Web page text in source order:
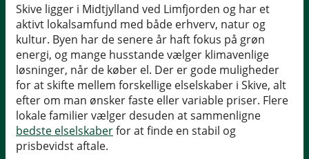
Skive ligger i Midtjylland ved Limfjorden og har et
aktivt lokalsamfund med både erhverv, natur og
kultur. Byen har de senere år haft fokus på grøn
energi, og mange husstande vælger klimavenlige
løsninger, når de køber el. Der er gode muligheder
for at skifte mellem forskellige elselskaber i Skive, alt
efter om man ønsker faste eller variable priser. Flere
lokale familier vælger desuden at sammenligne
bedste elselskaberfor at finde en stabil og
prisbevidst aftale.